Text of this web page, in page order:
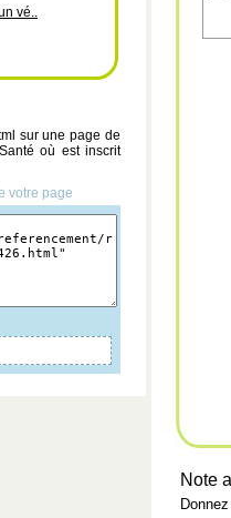
vé..
sur une page de
où est inscrit
votre page
Note